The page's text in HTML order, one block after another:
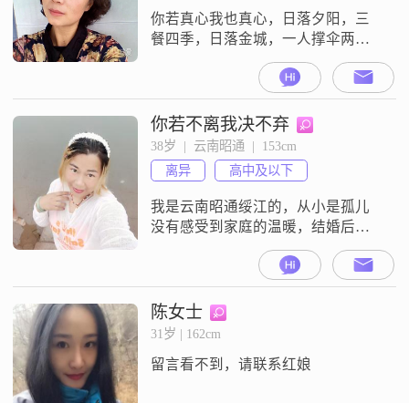
要求你们就关注我，请联系红娘。
因为我不是会员所有消
你若真心我也真心，日落夕阳，三
餐四季，日落金城，一人撑伞两人
行##3002##我只想觅一位相依相守
的男生共渡余生##3002##
你若不离我决不弃
38岁  |  云南昭通  |  153cm
离异
高中及以下
我是云南昭通绥江的，从小是孤儿
没有感受到家庭的温暖，结婚后非
常在意家庭和孩子，但因为各方面
的原因导致离婚，分居四年今年拿
证，因为对婚姻的恐惧，没有打算
找，可时间过得久了，觉得很多事
情连个商量的人没有也很孤单，今
看看能否找到适合自己的，本人圈
陈女士
31岁 | 162cm
留言看不到，请联系红娘